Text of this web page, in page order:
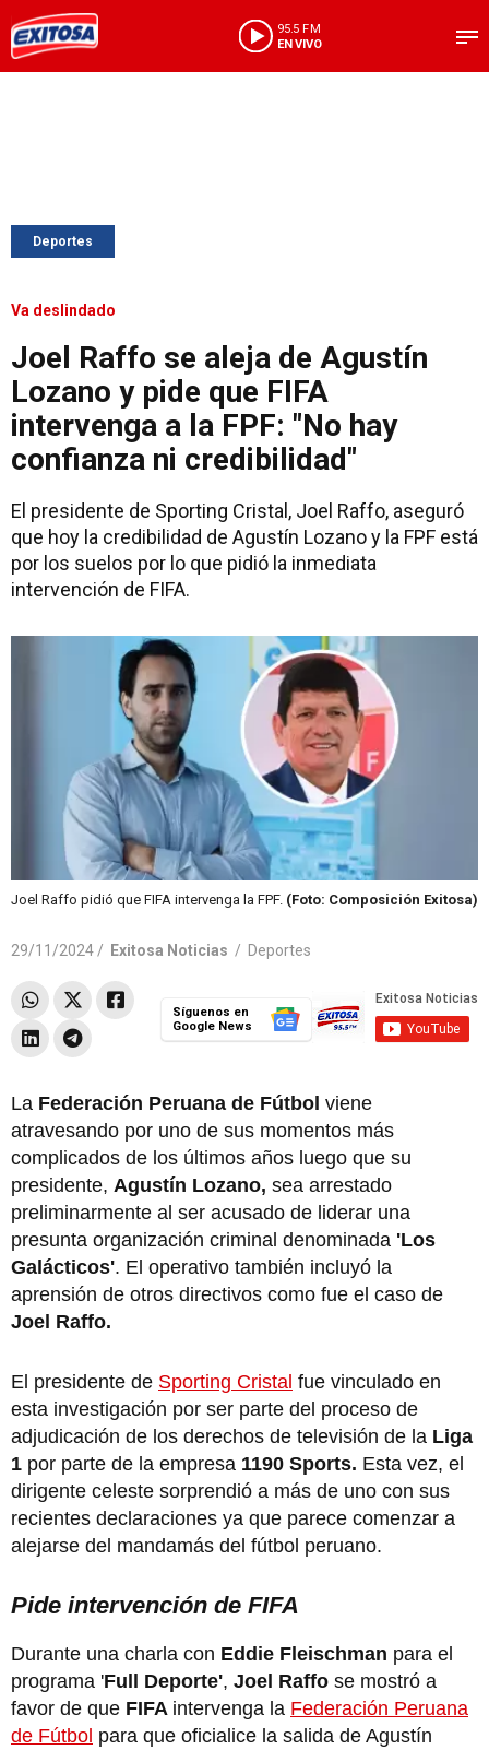
95.5 FM
EN VIVO
Deportes
Va deslindado
Joel Raffo se aleja de Agustín
Lozano y pide que FIFA
intervenga a la FPF: "No hay
confianza ni credibilidad"
El presidente de Sporting Cristal, Joel Raffo, aseguró
que hoy la credibilidad de Agustín Lozano y la FPF está
por los suelos por lo que pidió la inmediata
intervención de FIFA.
Joel Raffo pidió que FIFA intervenga la FPF. (Foto: Composición Exitosa)
29/11/2024 / Exitosa Noticias / Deportes
Síguenos en
Google News
La Federación Peruana de Fútbol viene
atravesando por uno de sus momentos más
complicados de los últimos años luego que su
presidente, Agustín Lozano, sea arrestado
preliminarmente al ser acusado de liderar una
presunta organización criminal denominada 'Los
Galácticos'. El operativo también incluyó la
aprensión de otros directivos como fue el caso de
Joel Raffo.
El presidente de Sporting Cristal fue vinculado en
esta investigación por ser parte del proceso de
adjudicación de los derechos de televisión de la Liga
1 por parte de la empresa 1190 Sports. Esta vez, el
dirigente celeste sorprendió a más de uno con sus
recientes declaraciones ya que parece comenzar a
alejarse del mandamás del fútbol peruano.
Pide intervención de FIFA
Durante una charla con Eddie Fleischman para el
programa 'Full Deporte', Joel Raffo se mostró a
favor de que FIFA intervenga la Federación Peruana
de Fútbol para que oficialice la salida de Agustín